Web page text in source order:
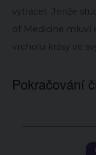
vytrácet. Jenže
of Medicine mluví
vrcholu krásy ve
Pokračování